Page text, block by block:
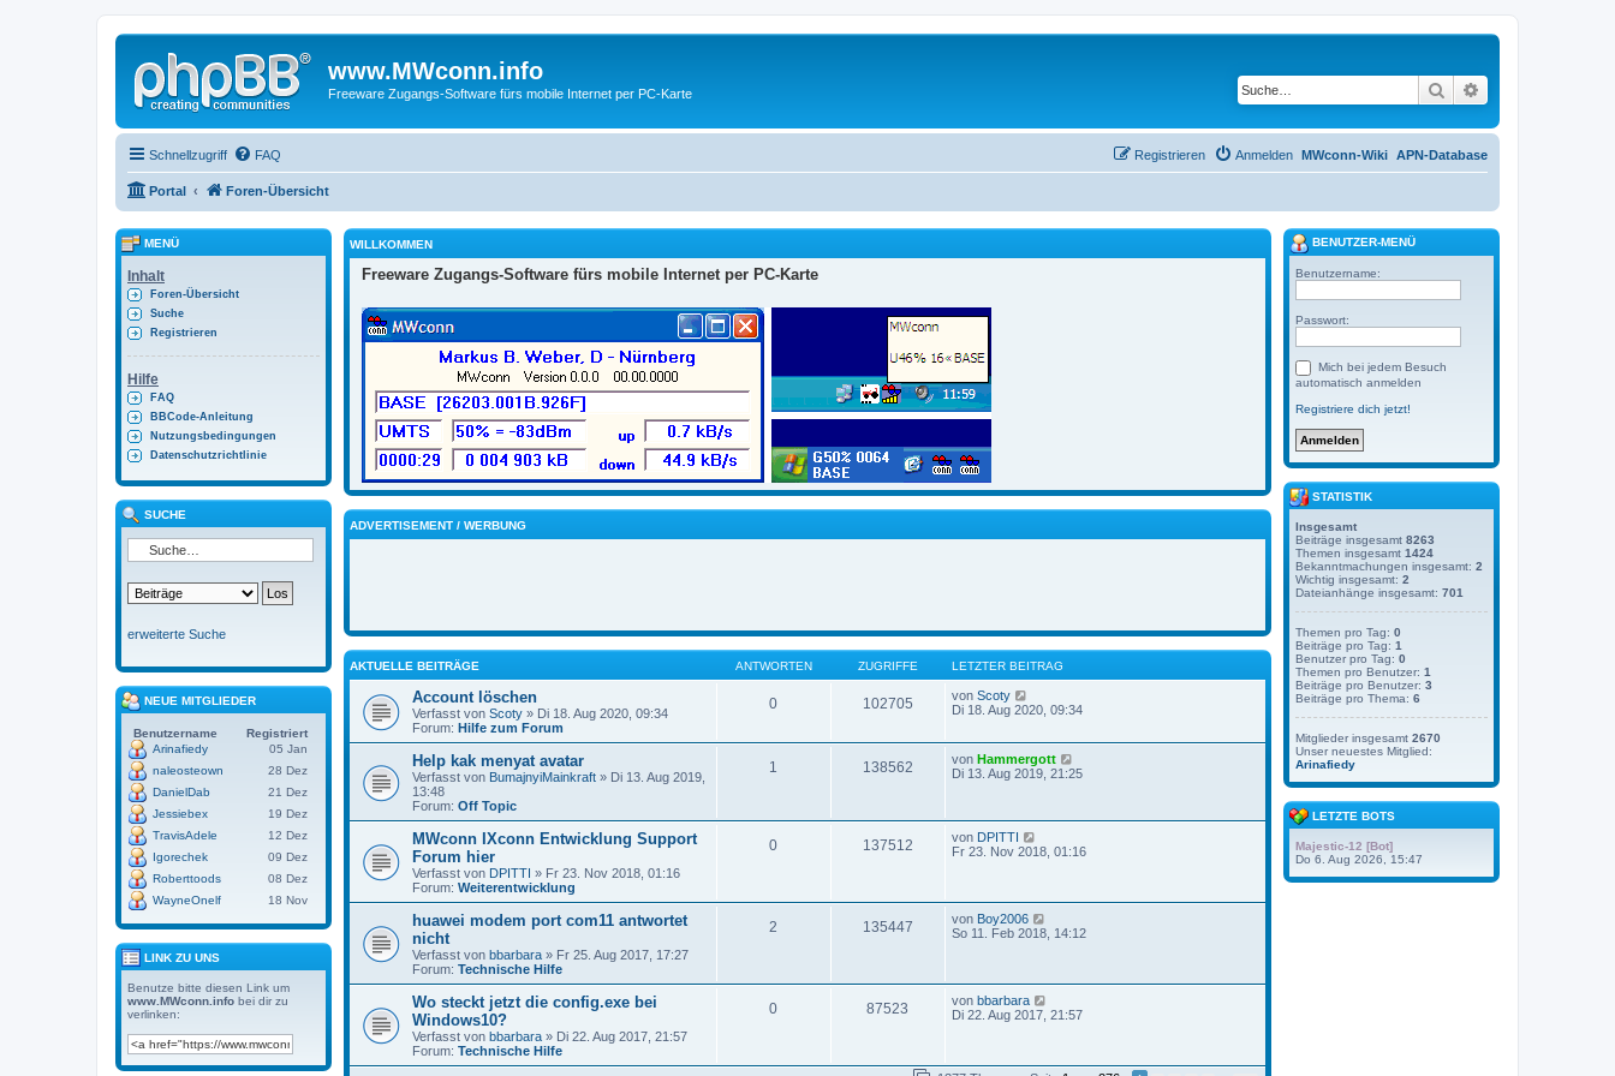
www.MWconn.info
Freeware Zugangs-Software fürs mobile Internet per PC-Karte Suche
Schnellzugriff FAQ APN-Database
MWconn-Wiki
Anmelden
Registrieren
Portal Foren-Übersicht
WILLKOMMEN
Freeware Zugangs-Software fürs mobile Internet per PC-Karte
ADVERTISEMENT / WERBUNG
AKTUELLE BEITRÄGE ANTWORTEN ZUGRIFFE LETZTER BEITRAG
Account löschen
Verfasst von Scoty » Di 18. Aug 2020, 09:34
Forum: Hilfe zum Forum
0 102705 von Scoty
e
t
e
e
i
t
Di 18. Aug 2020, 09:34
Help kak menyat avatar
Verfasst von BumajnyiMainkraft » Di 13. Aug 2019,
13:48
Forum: Off Topic
1 138562 von Hammergott
e
e
r
i
r
Di 13. Aug 2019, 21:25
MWconn IXconn Entwicklung Support
Forum hier
Verfasst von DPITTI » Fr 23. Nov 2018, 01:16
Forum: Weiterentwicklung
0 137512 von DPITTI
e
t
e
r
t
r
a
Fr 23. Nov 2018, 01:16
huawei modem port com11 antwortet
nicht
Verfasst von bbarbara » Fr 25. Aug 2017, 17:27
Forum: Technische Hilfe
2 135447 von Boy2006
e
t
r
So 11. Feb 2018, 14:12
Wo steckt jetzt die config.exe bei
Windows10?
Verfasst von bbarbara » Di 22. Aug 2017, 21:57
Forum: Technische Hilfe
0 87523 von bbarbara
e
t
Di 22. Aug 2017, 21:57
MENÜ
Inhalt
Foren-Übersicht
Suche
Registrieren
Hilfe
FAQ
BBCode-Anleitung
Nutzungsbedingungen
Datenschutzrichtlinie
SUCHE
erweiterte Suche
NEUE MITGLIEDER
Benutzername
Registriert
Arinafiedy
05 Jan
naleosteown
28 Dez
DanielDab
21 Dez
Jessiebex
19 Dez
TravisAdele
12 Dez
Igorechek
09 Dez
Roberttoods
08 Dez
WayneOnelf
18 Nov
LINK ZU UNS
Benutze bitte diesen Link um
www.MWconn.info bei dir zu
verlinken:
BENUTZER-MENÜ
Benutzername:
Passwort:
Mich bei jedem Besuch
automatisch anmelden
Registriere dich jetzt!
STATISTIK
Insgesamt
Beiträge insgesamt 8263
Themen insgesamt 1424
Bekanntmachungen insgesamt: 2
Wichtig insgesamt: 2
Dateianhänge insgesamt: 701
Themen pro Tag: 0
Beiträge pro Tag: 1
Benutzer pro Tag: 0
Themen pro Benutzer: 1
Beiträge pro Benutzer: 3
Beiträge pro Thema: 6
Mitglieder insgesamt 2670
Unser neuestes Mitglied:
Arinafiedy
LETZTE BOTS
Majestic-12 [Bot]
Do 6. Aug 2026, 15:47